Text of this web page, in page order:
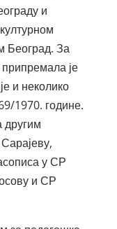
и
Београд. За
је
и неколико
1970. године.
у СР
и СР